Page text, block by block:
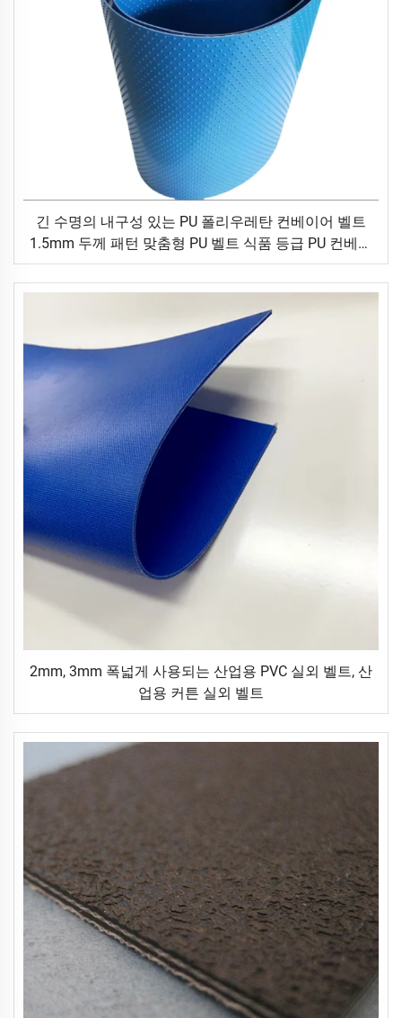
긴 수명의 내구성 있는 PU 폴리우레탄 컨베이어 벨트
1.5mm 두께 패턴 맞춤형 PU 벨트 식품 등급 PU 컨베이
어 벨트
2mm, 3mm 폭넓게 사용되는 산업용 PVC 실외 벨트, 산
업용 커튼 실외 벨트